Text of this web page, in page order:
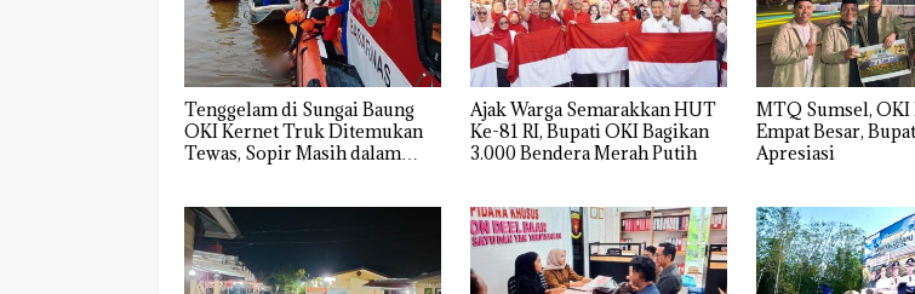
Tenggelam di Sungai Baung
OKI Kernet Truk Ditemukan
Tewas, Sopir Masih dalam
Ajak Warga Semarakkan HUT
Ke-81 RI, Bupati OKI Bagikan
3.000 Bendera Merah Putih
MTQ Sumsel, OKI
Empat Besar,
Apresiasi